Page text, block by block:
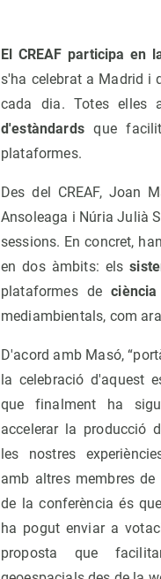
El CREAF participa en
s'ha celebrat a Madrid i
cada dia. Totes elles
d'estàndardsque
plataformes.
Des del CREAF, Joan
Ansoleaga i Núria Julià
sessions. En concret,
en dos àmbits: els
plataformes de
mediambientals, com
D'acord amb Masó,
la celebració d'aquest
que finalment ha
accelerar la producció
les nostres
amb altres membres de
de la conferència és
ha pogut enviar a
proposta que